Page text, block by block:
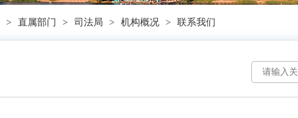
> 直属部门 > 司法局 > 机构概况 > 联系我们